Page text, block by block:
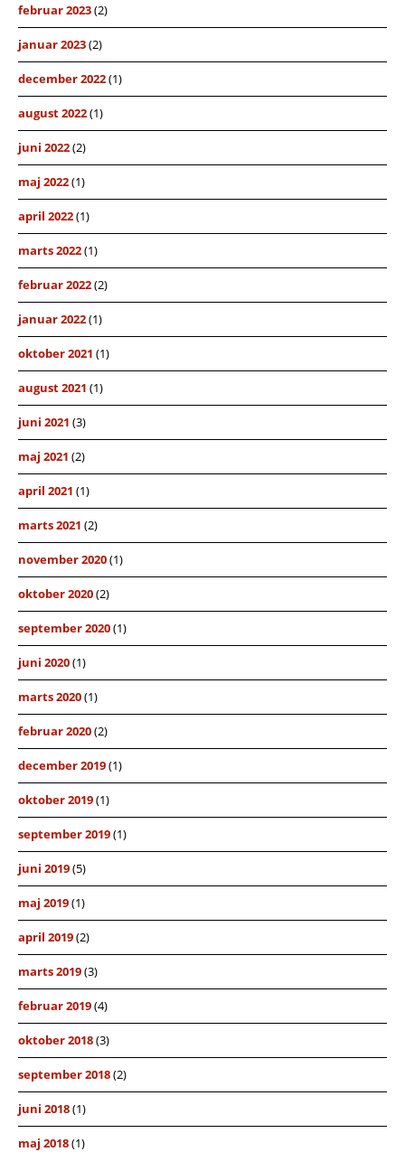
februar 2023(2)
januar 2023(2)
december 2022(1)
august 2022(1)
juni 2022(2)
maj 2022(1)
april 2022(1)
marts 2022(1)
februar 2022(2)
januar 2022(1)
oktober 2021 (1)
august 2021 (1)
juni 2021 (3)
maj 2021 (2)
april 2021 (1)
marts 2021 (2)
november 2020(1)
oktober 2020(2)
september 2020(1)
juni 2020(1)
marts 2020(1)
februar 2020(2)
december 2019(1)
oktober 2019(1)
september 2019(1)
juni 2019(5)
maj 2019(1)
april 2019(2)
marts 2019(3)
februar 2019(4)
oktober 2018(3)
september 2018(2)
juni 2018(1)
maj 2018(1)